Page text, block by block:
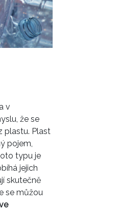
v
že se
plastu. Plast
pojem,
typu je
jejich
skutečně
se můžou